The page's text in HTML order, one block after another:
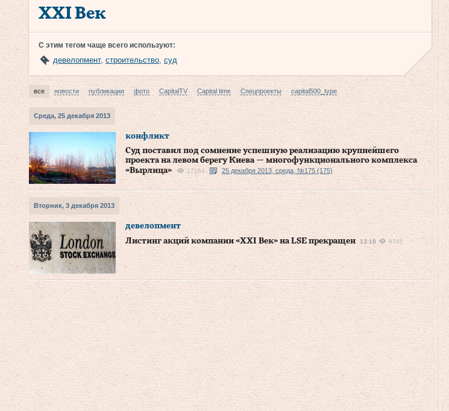
XXI Век
С этим тегом чаще всего используют:
девелопмент, строительство, суд
все новости публикации фото CapitalTV Capital time Спецпроекты capital500_type
Среда, 25 декабря 2013
конфликт
Суд поставил под сомнение успешную реализацию крупнейшего
проекта на левом берегу Киева — многофункционального комплекса
«Вырлица»
17164 25 декабря 2013, среда, №175 (175)
Вторник, 3 декабря 2013
девелопмент
Листинг акций компании «XXI Век» на LSE прекращен
13:18 9745